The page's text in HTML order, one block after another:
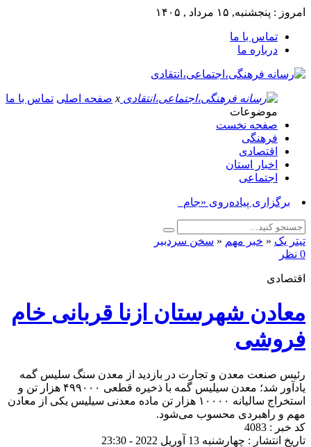
امروز : پنجشنبه, ۱۵ مرداد , ۱۴۰۵
تماس با ما
درباره ما
x صفحه اصلی تماس با ما
موضوعات
صفحه نخست
فرهنگی
اقتصادی
اخبار استان
اجتماعی
برگزاری پیاده‌روی «جاماندگان_
تیتر یک « خبر مهم « سخن سردبیر
0 نظر
اقتصادی
معادن شهرستان ازنا قربانی خام
فروشی
رئیس صنعت معدن و تجارت در بازدید از معدن سنگ سلیس گمه
یادآور شد؛ معدن سیلیس گمه با ذخیره قطعی ۴۹۹۰۰۰ هزار تن و
استخراج سالیانه ۱۰۰۰۰ هزار تن ماده معدنی سیلیس یکی از معادن
مهم و راهبردی محسوب می‌شود.
کد خبر : 4083
تاریخ انتشار : چهارشنبه 13 آوریل 2022 - 23:30